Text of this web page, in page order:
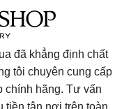
đã khẳng định chất
tôi chuyên cung cấp
chính hãng. Tư vấn
tiền tận nơi trên toàn